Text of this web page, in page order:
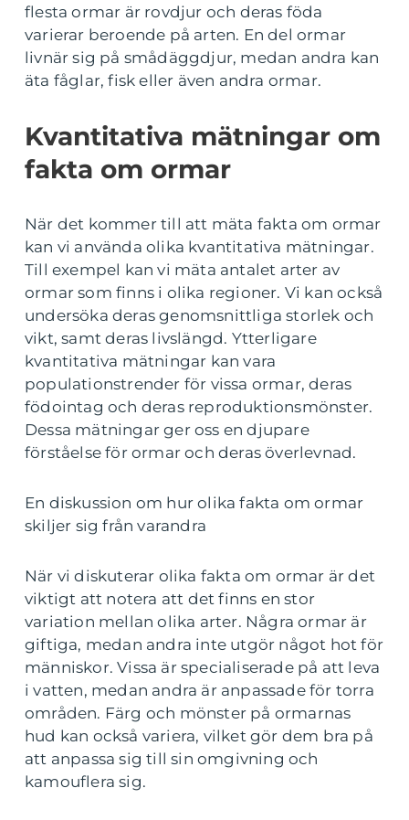
flesta ormar är rovdjur och deras föda
varierar beroende på arten. En del ormar
livnär sig på smådäggdjur, medan andra kan
äta fåglar, fisk eller även andra ormar.
Kvantitativa mätningar om
fakta om ormar
När det kommer till att mäta fakta om ormar
kan vi använda olika kvantitativa mätningar.
Till exempel kan vi mäta antalet arter av
ormar som finns i olika regioner. Vi kan också
undersöka deras genomsnittliga storlek och
vikt, samt deras livslängd. Ytterligare
kvantitativa mätningar kan vara
populationstrender för vissa ormar, deras
födointag och deras reproduktionsmönster.
Dessa mätningar ger oss en djupare
förståelse för ormar och deras överlevnad.
En diskussion om hur olika fakta om ormar
skiljer sig från varandra
När vi diskuterar olika fakta om ormar är det
viktigt att notera att det finns en stor
variation mellan olika arter. Några ormar är
giftiga, medan andra inte utgör något hot för
människor. Vissa är specialiserade på att leva
i vatten, medan andra är anpassade för torra
områden. Färg och mönster på ormarnas
hud kan också variera, vilket gör dem bra på
att anpassa sig till sin omgivning och
kamouflera sig.